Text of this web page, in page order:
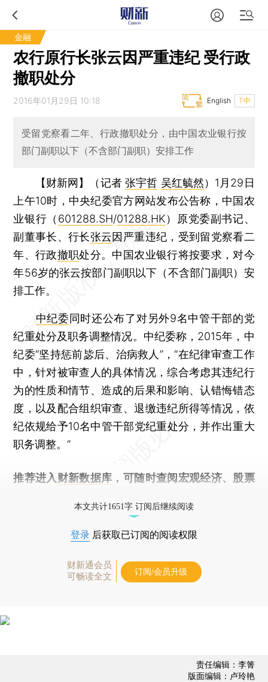
金融
农行原行长张云因严重违纪 受行政
撤职处分
2016年01月29日 10:18 T中
English
受留党察看二年、行政撤职处分，由中国农业银行按
部门副职以下（不含部门副职）安排工作
【财新网】（记者 张宇哲 吴红毓然） 1月29日
上午10时，中央纪委官方网站发布公告称，中国农
业银行（ 601288.SH/01288.HK）原党委副书记、
副董事长、行长张云因严重违纪，受到留党察看二
年、行政撤职处分。中国农业银行将按要求，对今
年56岁的张云按部门副职以下（不含部门副职）安
排工作。
中纪委同时还公布了对另外9名中管干部的党
纪重处分及职务调整情况。中纪委称，2015年，中
纪委“坚持惩前毖后、治病救人”，“在纪律审查工作
中，针对被审查人的具体情况，综合考虑其违纪行
为的性质和情节、造成的后果和影响、认错悔错态
度，以及配合组织审查、退缴违纪所得等情况，依
纪依规给予10名中管干部党纪重处分，并作出重大
职务调整。”
推荐进入 财新数据库 ，可随时查阅宏观经济、股票
本文共计1651字 订阅后继续阅读
登录 后获取已订阅的阅读权限
财新通会员
可畅读全文
订阅/会员升级
责任编辑：李箐
版面编辑：卢玲艳